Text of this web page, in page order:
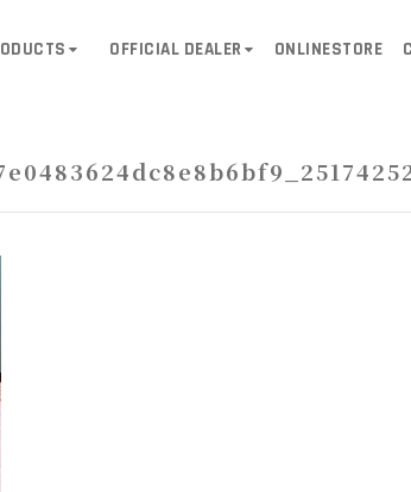
OFFICIAL DEALER ONLINESTORE